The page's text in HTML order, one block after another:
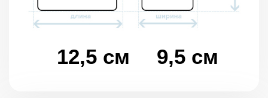
12,5 см 9,5 см